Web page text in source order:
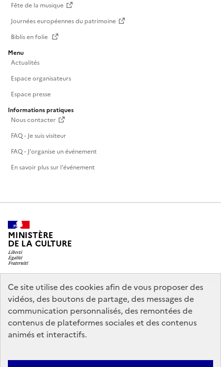
Ce site utilise des cookies afin de vous proposer des
vidéos, des boutons de partage, des messages de
communication personnalisés, des remontées de
contenus de plateformes sociales et des contenus
animés et interactifs.
Fête de la musique
Journées européennes du patrimoine
Biblis en folie
Menu
Actualités
Espace organisateurs
Espace presse
Informations pratiques
Nous contacter
FAQ - Je suis visiteur
FAQ - J'organise un événement
En savoir plus sur l'événement
MINISTÈRE
DE LA CULTURE
legifrance.gouv.fr
info.gouv.fr
service-public.gouv.fr
data.gouv.fr
Nous contacter Mentions légales Politique générale de protection